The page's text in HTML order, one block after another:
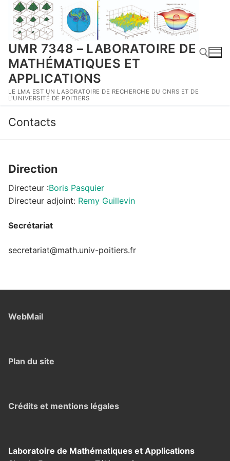
Aller
contenu
UMR 7348 – LABORATOIRE DE
MATHÉMATIQUES ET
APPLICATIONS
LE LMA EST UN LABORATOIRE DE RECHERCHE DU CNRS ET DE
L'UNIVERSITÉ DE POITIERS
Rechercher :
Contacts
Direction
Directeur :Boris Pasquier
Directeur adjoint: Remy Guillevin
Secrétariat
secretariat@math.univ-poitiers.fr
WebMail
Plan du site
Crédits et mentions légales
Laboratoire de Mathématiques et Applications